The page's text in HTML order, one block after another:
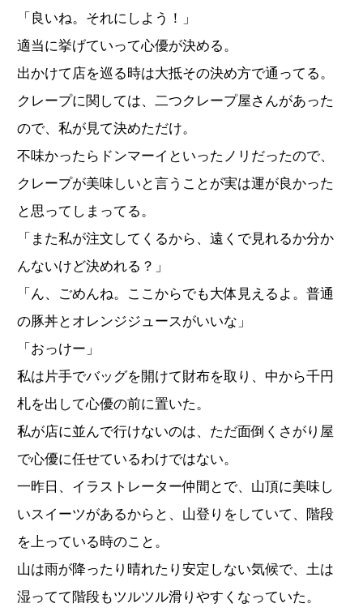
「良いね。それにしよう！」
適当に挙げていって心優が決める。
出かけて店を巡る時は大抵その決め方で通ってる。
クレープに関しては、二つクレープ屋さんがあった
ので、私が見て決めただけ。
不味かったらドンマーイといったノリだったので、
クレープが美味しいと言うことが実は運が良かった
と思ってしまってる。
「また私が注文してくるから、遠くで見れるか分か
んないけど決めれる？」
「ん、ごめんね。ここからでも大体見えるよ。普通
の豚丼とオレンジジュースがいいな」
「おっけー」
私は片手でバッグを開けて財布を取り、中から千円
札を出して心優の前に置いた。
私が店に並んで行けないのは、ただ面倒くさがり屋
で心優に任せているわけではない。
一昨日、イラストレーター仲間とで、山頂に美味し
いスイーツがあるからと、山登りをしていて、階段
を上っている時のこと。
山は雨が降ったり晴れたり安定しない気候で、土は
湿ってて階段もツルツル滑りやすくなっていた。